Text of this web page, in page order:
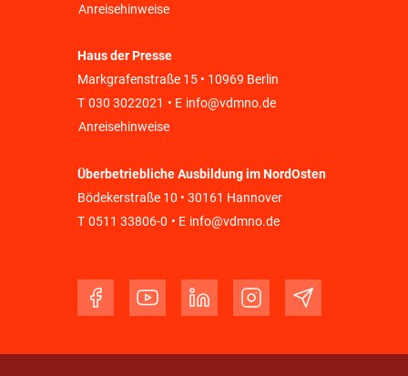
Anreisehinweise
Haus der Presse
Markgrafenstraße 15 • 10969 Berlin
T 030 3022021 • E info@vdmno.de
Anreisehinweise
Überbetriebliche Ausbildung im NordOsten
Bödekerstraße 10 • 30161 Hannover
T 0511 33806-0 • E info@vdmno.de